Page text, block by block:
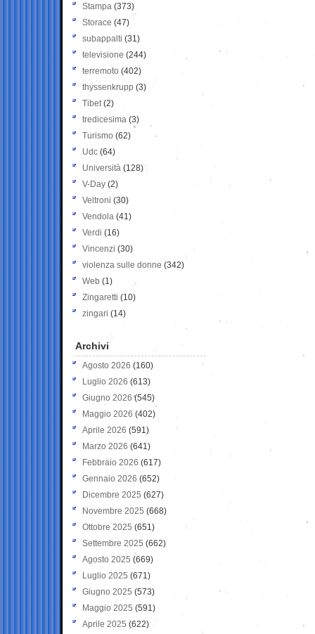
Stampa (373)
Storace (47)
subappalti (31)
televisione(244)
terremoto (402)
thyssenkrupp (3)
Tibet(2)
tredicesima (3)
Turismo (62)
Udc (64)
Università (128)
V-Day (2)
Veltroni (30)
Vendola (41)
Verdi (16)
Vincenzi (30)
violenza sulle donne (342)
Web (1)
Zingaretti (10)
zingari (14)
Archivi
Agosto 2026 (160)
Luglio 2026 (613)
Giugno 2026 (545)
Maggio 2026 (402)
Aprile 2026 (591)
Marzo 2026 (641)
Febbraio 2026 (617)
Gennaio 2026 (652)
Dicembre 2025 (627)
Novembre 2025 (668)
Ottobre 2025 (651)
Settembre 2025 (662)
Agosto 2025 (669)
Luglio 2025 (671)
Giugno 2025 (573)
Maggio 2025 (591)
Aprile 2025 (622)